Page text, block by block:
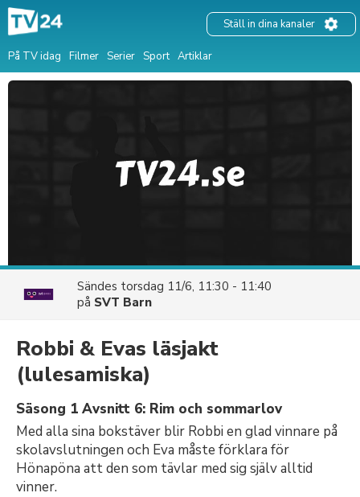
På TV idag Filmer Serier Sport Artiklar
Ställ in dina kanaler
Sändes torsdag 11/6, 11:30 - 11:40
på SVT Barn
Robbi & Evas läsjakt
(lulesamiska)
Säsong 1 Avsnitt 6: Rim och sommarlov
Med alla sina bokstäver blir Robbi en glad vinnare på
skolavslutningen och Eva måste förklara för
Hönapöna att den som tävlar med sig själv alltid
vinner.